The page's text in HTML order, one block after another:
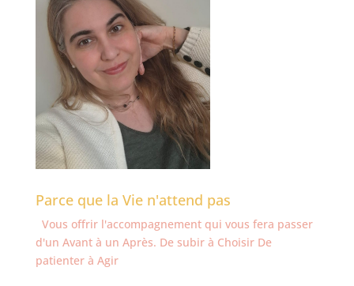
Parce que la Vie n'attend pas
Vous offrir l'accompagnement qui vous fera passer
d'un Avant à un Après. De subir à Choisir De
patienter à Agir